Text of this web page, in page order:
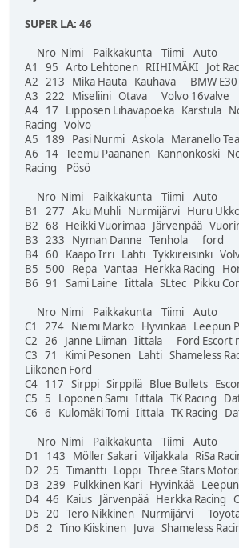
SUPER LA: 46
Nro Nimi Paikkakunta Tiimi Auto
A1 95 Arto Lehtonen RIIHIMÄKI Jot
A2 213 Mika Hauta Kauhava BMW E30
A3 222 Miseliini Otava Volvo 16valve
A4 17 Lipposen Lihavapoeka Karstula
Racing Volvo
A5 189 Pasi Nurmi Askola Maranello
A6 14 Teemu Paananen Kannonkoski
Racing Pösö
Nro Nimi Paikkakunta Tiimi Auto
B1 277 Aku Muhli Nurmijärvi Huru
B2 68 Heikki Vuorimaa Järvenpää
B3 233 Nyman Danne Tenhola ford
B4 60 Kaapo Irri Lahti Tykkireisinki
B5 500 Repa Vantaa Herkka Racing
B6 91 Sami Laine Iittala SLtec Pikku
Nro Nimi Paikkakunta Tiimi Auto
C1 274 Niemi Marko Hyvinkää Leepun
C2 26 Janne Liiman Iittala Ford Escort
C3 71 Kimi Pesonen Lahti Shameless
Liikonen Ford
C4 117 Sirppi Sirppilä Blue Bullets
C5 5 Loponen Sami Iittala TK Racing
C6 6 Kulomäki Tomi Iittala TK Racing
Nro Nimi Paikkakunta Tiimi Auto
D1 143 Möller Sakari Viljakkala RiSa
D2 25 Timantti Loppi Three Stars
D3 239 Pulkkinen Kari Hyvinkää Leepun
D4 46 Kaius Järvenpää Herkka Racing
D5 20 Tero Nikkinen Nurmijärvi
D6 2 Tino Kiiskinen Juva Shameless